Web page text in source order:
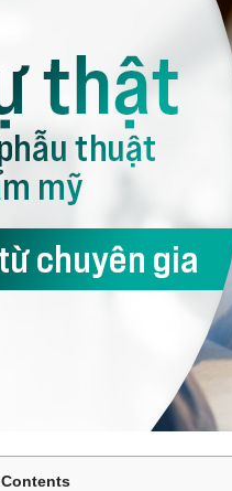
Contents